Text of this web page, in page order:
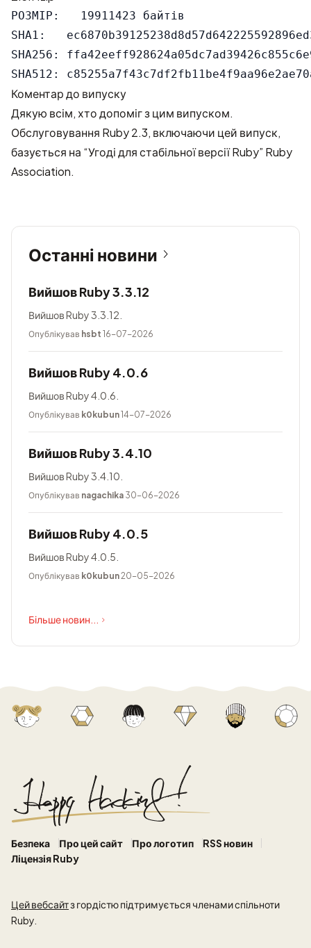
РОЗМІР:   19911423 байтів
SHA1:
SHA256:
Коментар до випуску
Дякую всім, хто допоміг з цим випуском.
Обслуговування Ruby 2.3, включаючи цей випуск,
базується на “Угоді для стабільної версії Ruby” Ruby
Association.
Останні новини
Вийшов Ruby 3.3.12
Вийшов Ruby 3.3.12.
Опублікував hsbt 16-07-2026
Вийшов Ruby 4.0.6
Вийшов Ruby 4.0.6.
Опублікував k0kubun14-07-2026
Вийшов Ruby 3.4.10
Вийшов Ruby 3.4.10.
Опублікував nagachika 30-06-2026
Вийшов Ruby 4.0.5
Вийшов Ruby 4.0.5.
Опублікував k0kubun20-05-2026
Більше новин...
Безпека Про цей сайт Про логотип
RSS новин
Ліцензія Ruby
Цей вебсайтз гордістю підтримується членами спільноти
Ruby.